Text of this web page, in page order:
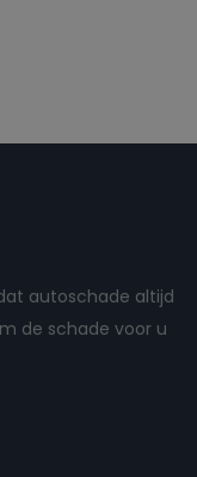
autoschade altijd
de schade voor u